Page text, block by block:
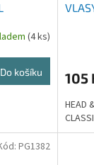
(4 ks)
Do košíku 105
HEAD
PG1382